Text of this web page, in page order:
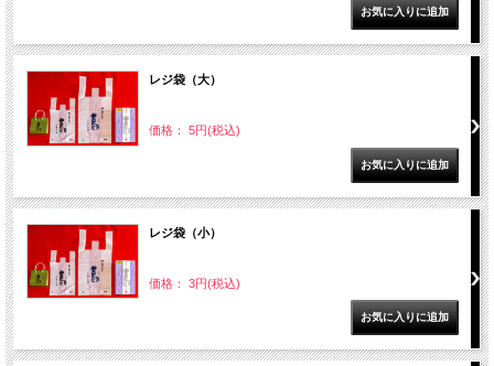
レジ袋（大）
価格： 5円(税込)
レジ袋（小）
価格： 3円(税込)